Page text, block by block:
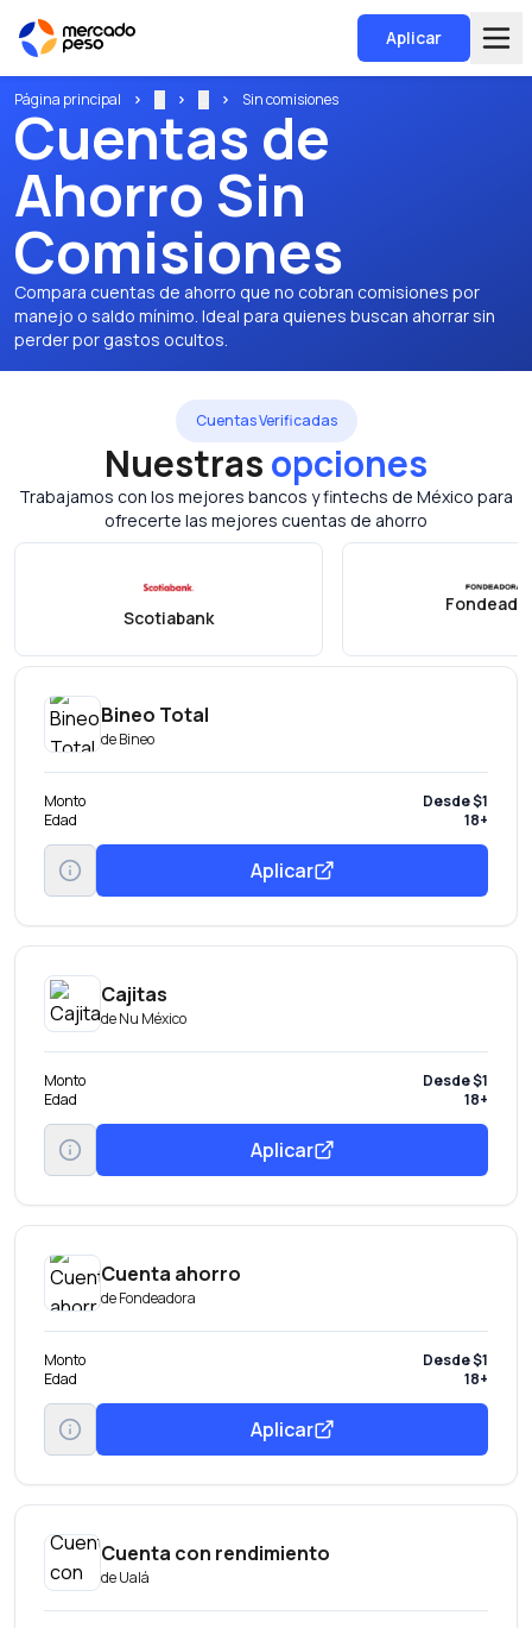
Aplicar
Página principal Sin comisiones
Cuentas de
Ahorro Sin
Comisiones
Compara cuentas de ahorro que no cobran comisiones por
manejo o saldo mínimo. Ideal para quienes buscan ahorrar sin
perder por gastos ocultos.
Cuentas Verificadas
Nuestrasopciones
Trabajamos con los mejores bancos y fintechs de México para
ofrecerte las mejores cuentas de ahorro
Scotiabank
Bineo Total
deBineo
Monto
Desde $1
Edad
18+
Aplicar
Cajitas
deNu México
Monto
Desde $1
Edad
18+
Aplicar
Cuenta ahorro
deFondeadora
Monto
Desde $1
Edad
18+
Aplicar
Cuenta con rendimiento
deUalá